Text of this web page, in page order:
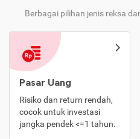
Berbagai pilihan jenis reksa
Pasar Uang
Risiko dan return rendah,
cocok untuk investasi
jangka pendek <=1 tahun.